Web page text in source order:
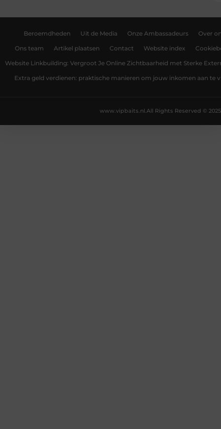
Beroemdheden Uit de Media Onze Ambassadeurs Over
Ons team Artikel plaatsen Contact Website index
Website Linkbuilding: Vergroot Je Online Zichtbaarheid met Sterke
Extra geld verdienen: praktische manieren om jouw inkomen aan te
All Rights Reserved © 2025
www.vipbaits.nl.